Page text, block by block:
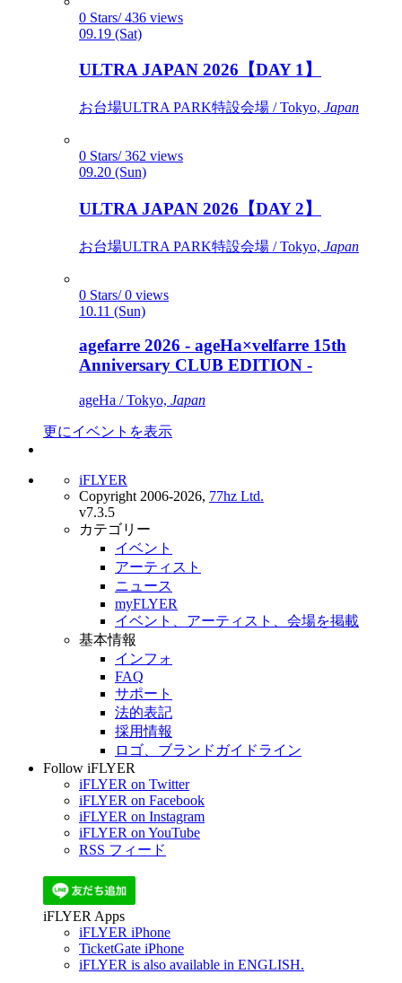
0 Stars/ 436 views
09.19 (Sat)
ULTRA JAPAN 2026【DAY 1】
お台場ULTRA PARK特設会場 / Tokyo, Japan
0 Stars/ 362 views
09.20 (Sun)
ULTRA JAPAN 2026【DAY 2】
お台場ULTRA PARK特設会場 / Tokyo, Japan
0 Stars/ 0 views
10.11 (Sun)
agefarre 2026 - ageHa×velfarre 15th
Anniversary CLUB EDITION -
ageHa / Tokyo, Japan
更にイベントを表示
iFLYER
Copyright 2006-2026, 77hz Ltd.
v7.3.5
カテゴリー
イベント
アーティスト
ニュース
myFLYER
イベント、アーティスト、会場を掲載
基本情報
インフォ
FAQ
サポート
法的表記
採用情報
ロゴ、ブランドガイドライン
Follow iFLYER
iFLYER on Twitter
iFLYER on Facebook
iFLYER on Instagram
iFLYER on YouTube
RSS フィード
iFLYER Apps
iFLYER iPhone
TicketGate iPhone
iFLYER is also available in ENGLISH.